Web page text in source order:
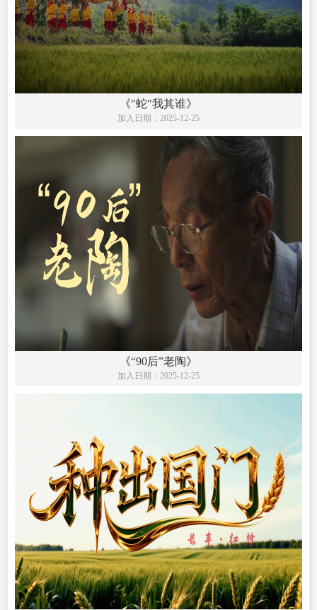
《"蛇"我其谁》
加入日期： 2025-12-25
《“90后”老陶》
加入日期： 2025-12-25